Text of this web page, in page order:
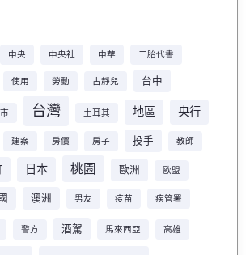
中央 中央社 中華 二胎代書
使用 勞動 古靜兒 台中
台灣 土耳其 地區 央行
建案 房價 房子 投手 教師
日本 桃園 歐洲 歐盟
澳洲 男友 疫苗 疾管署
警方 酒駕 馬來西亞 高雄